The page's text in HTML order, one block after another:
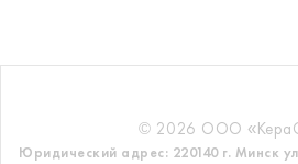
© 2026 ООО
Юридический адрес: 220140 г. Минск